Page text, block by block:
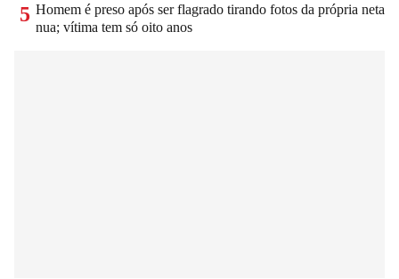
5 Homem é preso após ser flagrado tirando fotos da própria neta
nua; vítima tem só oito anos